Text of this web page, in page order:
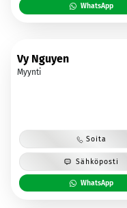
WhatsApp
Vy Nguyen
Myynti
Soita
Sähköposti
WhatsApp